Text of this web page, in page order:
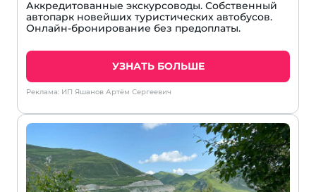
Аккредитованные экскурсоводы. Собственный
автопарк новейших туристических автобусов.
Онлайн-бронирование без предоплаты.
УЗНАТЬ БОЛЬШЕ
Реклама: ИП Яшанов Артём Сергеевич